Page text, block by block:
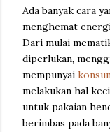
Ada banyak cara
menghemat
Dari mulai
diperlukan,
mempunyai
melakukan hal
untuk pakaian
berimbas pada